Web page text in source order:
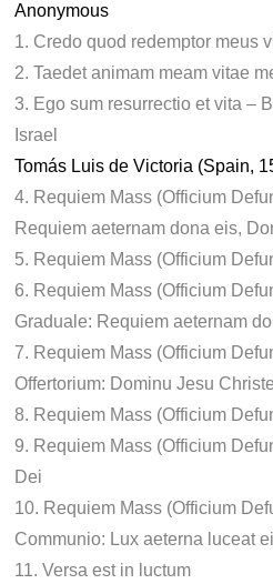
Anonymous
1. Credo quod redemptor meus
2. Taedet animam meam vitae
3. Ego sum resurrectio et vita –
Israel
Tomás Luis de Victoria (Spain,
4. Requiem Mass (Officium
Requiem aeternam dona eis,
5. Requiem Mass (Officium
6. Requiem Mass (Officium
Graduale: Requiem aeternam
7. Requiem Mass (Officium
Offertorium: Dominu Jesu
8. Requiem Mass (Officium
9. Requiem Mass (Officium
Dei
10. Requiem Mass (Officium
Communio: Lux aeterna luceat
11. Versa est in luctum